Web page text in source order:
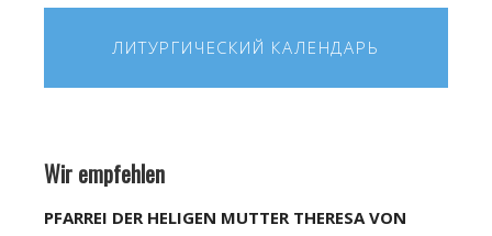
ЛИТУРГИЧЕСКИЙ КАЛЕНДАРЬ
Wir empfehlen
PFARREI DER HELIGEN MUTTER THERESA VON